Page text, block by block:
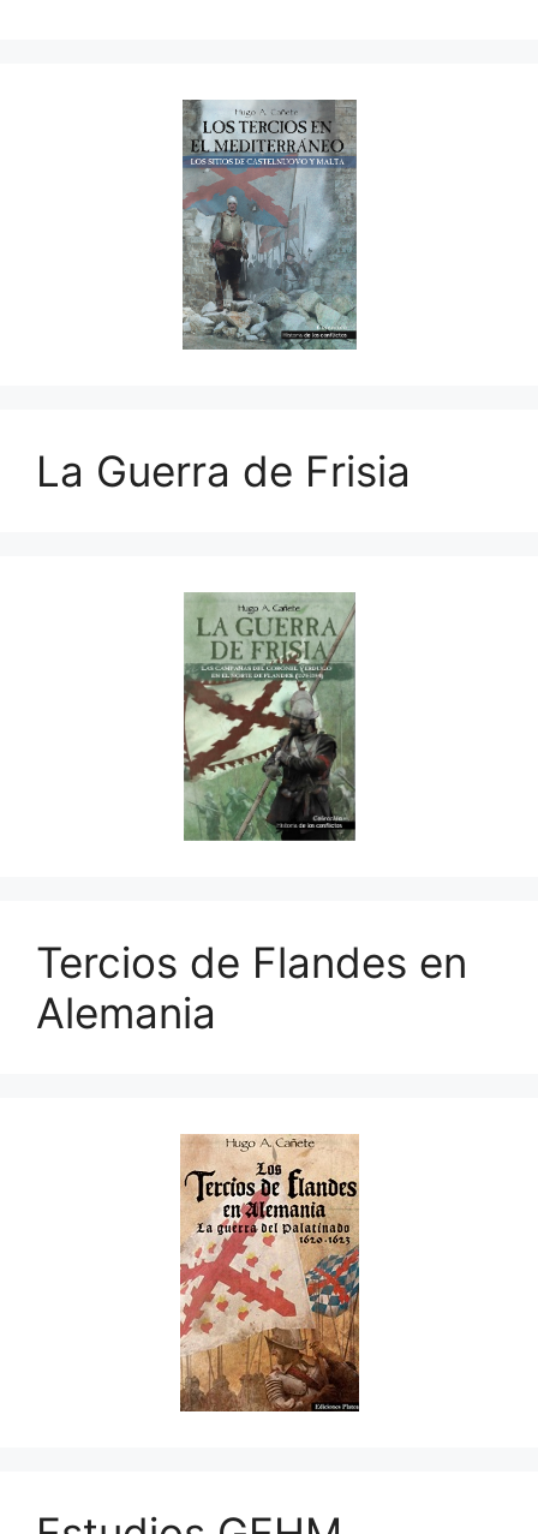
La Guerra de Frisia
Tercios de Flandes en
Alemania